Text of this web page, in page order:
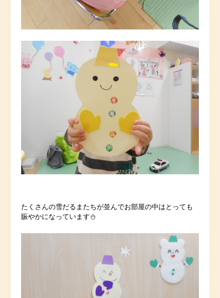
たくさんの雪だるまたちが並んでお部屋の中はとっても
賑やかになっています⛄